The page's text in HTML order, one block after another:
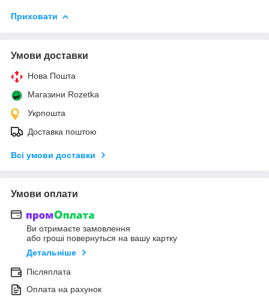
Приховати
Умови доставки
Нова Пошта
Магазини Rozetka
Укрпошта
Доставка поштою
Всі умови доставки
Умови оплати
Ви отримаєте замовлення
або гроші повернуться на вашу картку
Детальніше
Післяплата
Оплата на рахунок